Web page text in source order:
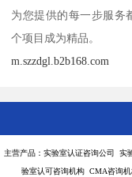
为您提供的每一步服务
个项目成为精品。
m.szzdgl.b2b168.com
主营产品：实验室认证咨询公司 实
验室认可咨询机构 CMA咨询